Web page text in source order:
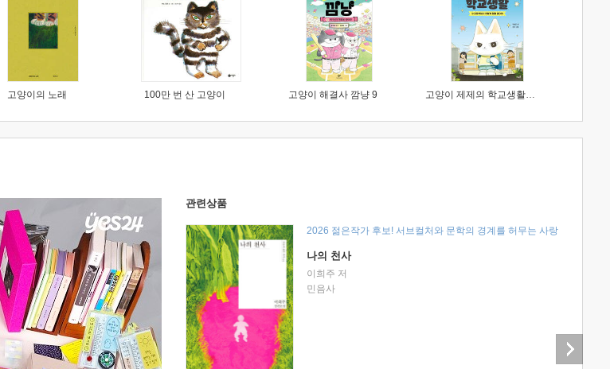
고양이의 노래 100만 번 산 고양이 고양이 해결사 깜냥 9 고양이 제제의 학교생활 1 : 초등학생이 이렇게 힘들 줄이야
관련상품
2026 젊은작가 후보! 서브컬처와 문학의 경계를 허무는 사랑
나의 천사
이희주 저
민음사